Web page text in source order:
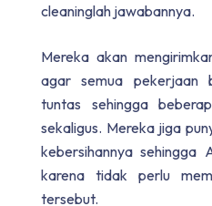
cleaninglah jawabannya.
Mereka akan
agar semua pekerjaan
tuntas sehingga
sekaligus. Mereka jiga
kebersihannya sehingga
karena tidak perlu
tersebut.